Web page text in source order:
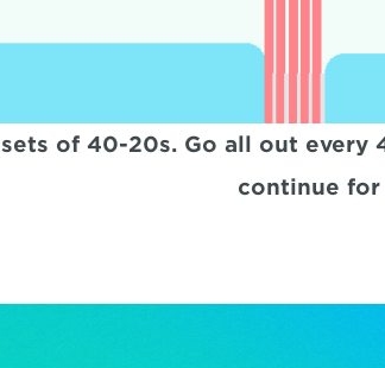
of 40-20s. Go all out
continue for